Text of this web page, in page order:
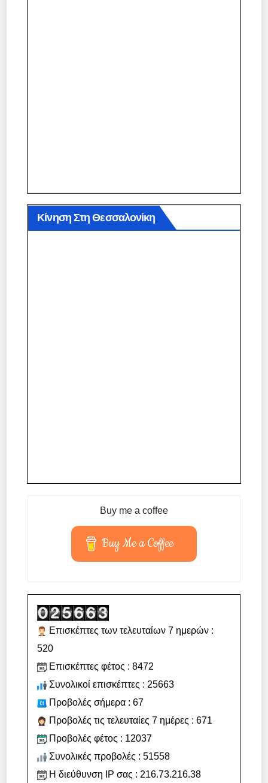
Κίνηση Στη Θεσσαλονίκη
Buy me a coffee
Buy Me a Coffee
Επισκέπτες των τελευταίων 7 ημερών :
520
Επισκέπτες φέτος : 8472
Συνολικοί επισκέπτες : 25663
Προβολές σήμερα : 67
Προβολές τις τελευταίες 7 ημέρες : 671
Προβολές φέτος : 12037
Συνολικές προβολές : 51558
Η διεύθυνση IP σας : 216.73.216.38